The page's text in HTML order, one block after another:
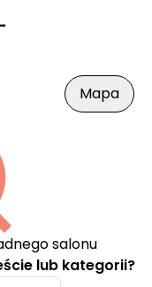
Mapa
salonu
lub kategorii?